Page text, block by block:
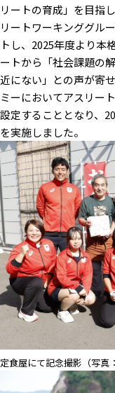
リートの育成」を目指
リートワーキンググル
トし、2025年度より本
ートから「社会課題の
近にない」との声が寄
ミーにおいてアスリー
設定することとなり、
を実施しました。
定食屋にて記念撮影（写真